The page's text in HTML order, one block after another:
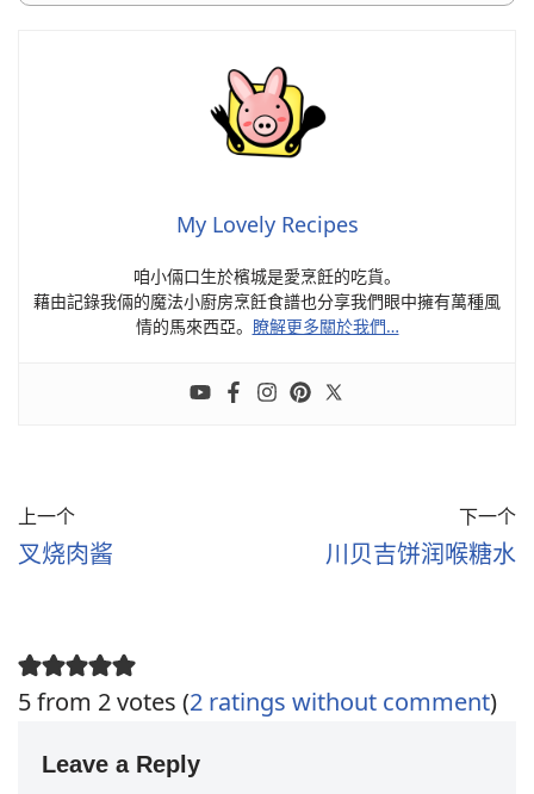
My Lovely Recipes
咱小倆口生於檳城是愛烹飪的吃貨。
藉由記錄我倆的魔法小廚房烹飪食譜也分享我們眼中擁有萬種風
情的馬來西亞。 瞭解更多關於我們…
上一个
叉烧肉酱
下一个
川贝吉饼润喉糖水
5 from 2 votes (2 ratings without comment)
Leave a Reply